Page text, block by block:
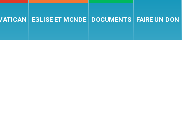
EGLISE ET MONDE DOCUMENTS FAIRE UN DON